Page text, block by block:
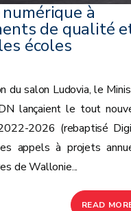
à
de qualité
écoles
du salon Ludovia, le
lançaient le tout
2026 (rebaptisé
appels à projets
de Wallonie...
READ